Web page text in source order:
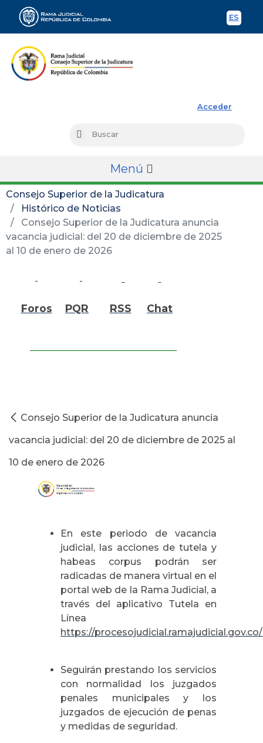
ES
Acceder
Buscar
Menú
Consejo Superior de la Judicatura
Histórico de Noticias
Consejo Superior de la Judicatura anuncia
vacancia judicial: del 20 de diciembre de 2025
al 10 de enero de 2026
Foros PQR RSS Chat
Consejo Superior de la Judicatura anuncia
vacancia judicial: del 20 de diciembre de 2025 al
10 de enero de 2026
En este periodo de vacancia
judicial, las acciones de tutela y
habeas corpus podrán ser
radicadas de manera virtual en el
portal web de la Rama Judicial, a
través del aplicativo Tutela en
Línea
https://
Seguirán prestando los servicios
con normalidad los juzgados
penales municipales y los
juzgados de ejecución de penas
y medidas de seguridad.